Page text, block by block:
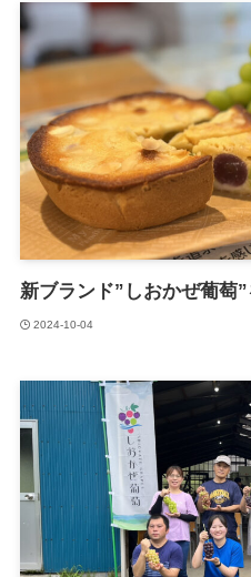
新ブランド”しおかぜ葡萄
2024-10-04